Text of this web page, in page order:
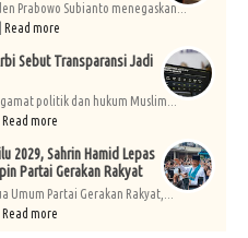
Prabowo Subianto menegaskan...
Read more
Sebut Transparansi Jadi
politik dan hukum Muslim...
Read more
2029, Sahrin Hamid Lepas
Partai Gerakan Rakyat
Umum Partai Gerakan Rakyat,...
Read more